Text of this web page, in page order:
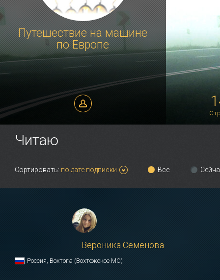
Путешествие на машине
по Европе
Читаю
Сортировать: по дате подписки Все
Вероника Семёнова
Россия, Вохтога (Вохтожское МО)